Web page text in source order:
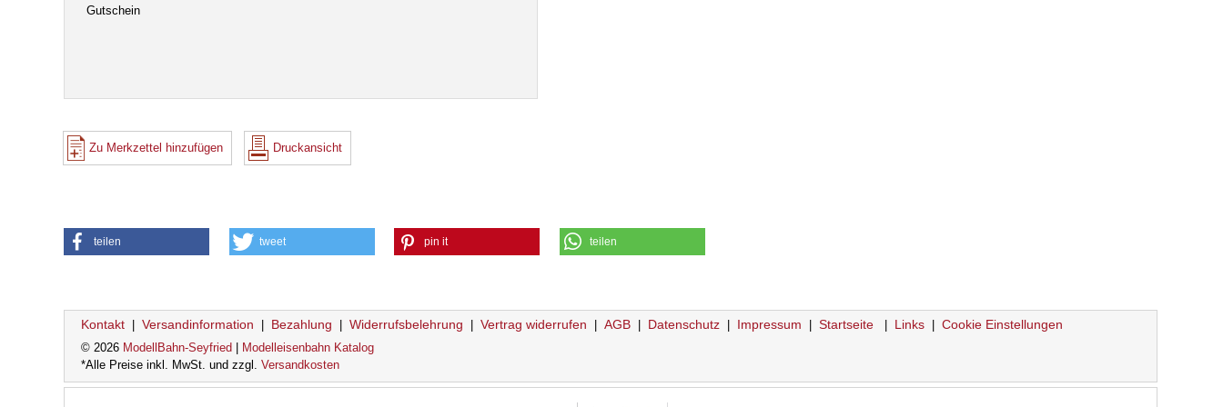
Gutschein
Zu Merkzettel hinzufügen Druckansicht
teilen tweet pin it teilen
Kontakt Versandinformation Bezahlung Widerrufsbelehrung Vertrag widerrufen AGB Datenschutz Impressum Startseite Links Cookie Einstellungen
© 2026 ModellBahn-Seyfried
Modelleisenbahn Katalog
*Alle Preise inkl. MwSt. und zzgl. Versandkosten